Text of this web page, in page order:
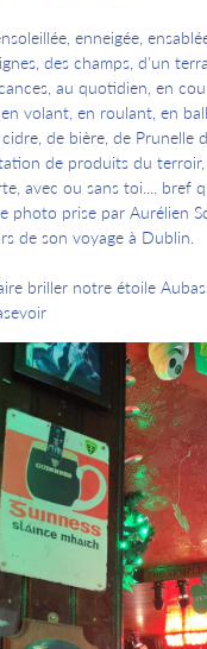
enneigée,
des champs, d'un
au quotidien, en
volant, en roulant, en
de bière, de Prunelle
de produits du
avec ou sans toi.... bref
photo prise par Aurélien
de son voyage à Dublin.
briller notre étoile